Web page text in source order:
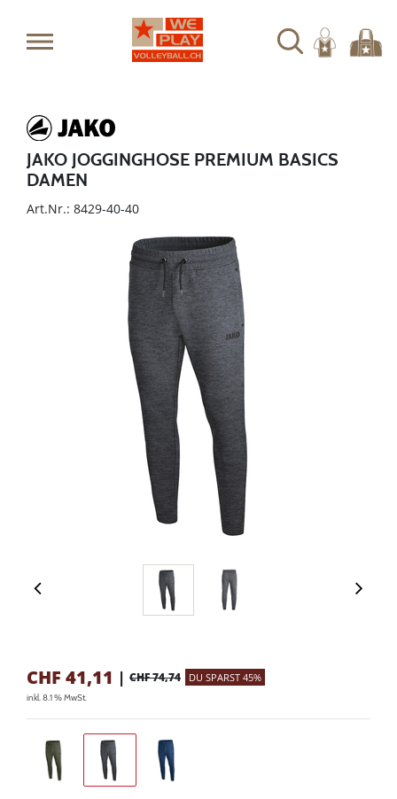
JAKO JOGGINGHOSE PREMIUM BASICS
DAMEN
Art.Nr.: 8429-40-40
CHF 41,11 | CHF 74,74 DU SPARST 45%
inkl. 8.1 % MwSt.